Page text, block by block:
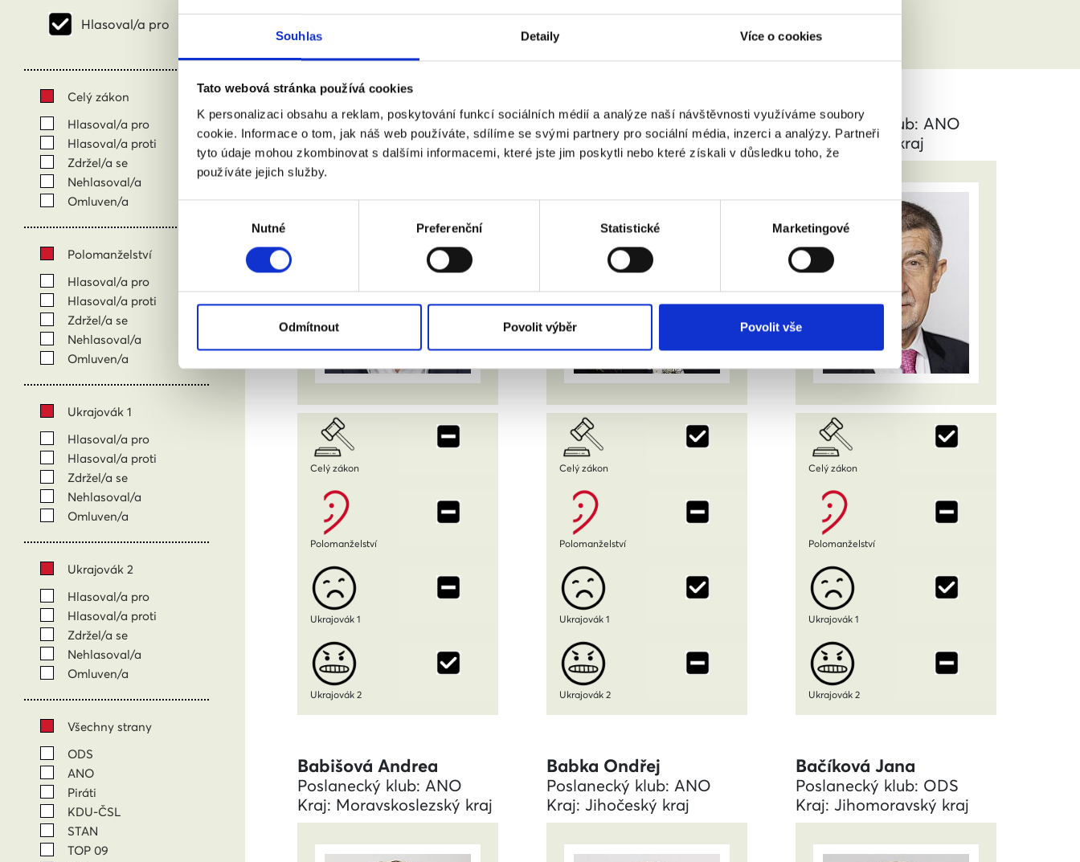
Souhlas Detaily Více o cookies
Tato webová stránka používá cookies
K personalizaci obsahu a reklam, poskytování funkcí sociálních médií a analýze naší návštěvnosti využíváme soubory
cookie. Informace o tom, jak náš web používáte, sdílíme se svými partnery pro sociální média, inzerci a analýzy. Partneři
tyto údaje mohou zkombinovat s dalšími informacemi, které jste jim poskytli nebo které získali v důsledku toho, že
používáte jejich služby.
Nutné Preferenční Statistické Marketingové
Odmítnout Povolit výběr Povolit vše
Hlasoval/a pro
Celý zákon
Hlasoval/a pro
Hlasoval/a proti
Zdržel/a se
Nehlasoval/a
Omluven/a
Polomanželství
Hlasoval/a pro
Hlasoval/a proti
Zdržel/a se
Nehlasoval/a
Omluven/a
Ukrajovák 1
Hlasoval/a pro
Hlasoval/a proti
Zdržel/a se
Nehlasoval/a
Omluven/a
Ukrajovák 2
Hlasoval/a pro
Hlasoval/a proti
Zdržel/a se
Nehlasoval/a
Omluven/a
Všechny strany
ODS
ANO
Piráti
KDU-ČSL
STAN
TOP 09
Adamec Ivan
Poslanecký klub: ODS
Kraj: Královehradecký kraj
Celý zákon
Polomanželství
Ukrajovák 1
Ukrajovák 2
Adámková Věra
Poslanecký klub: ANO
Kraj: Praha
Celý zákon
Polomanželství
Ukrajovák 1
Ukrajovák 2
Babiš Andrej
Poslanecký klub: ANO
Kraj: Ústecký kraj
Celý zákon
Polomanželství
Ukrajovák 1
Ukrajovák 2
Babišová Andrea
Poslanecký klub: ANO
Kraj: Moravskoslezský kraj
Babka Ondřej
Poslanecký klub: ANO
Kraj: Jihočeský kraj
Bačíková Jana
Poslanecký klub: ODS
Kraj: Jihomoravský kraj